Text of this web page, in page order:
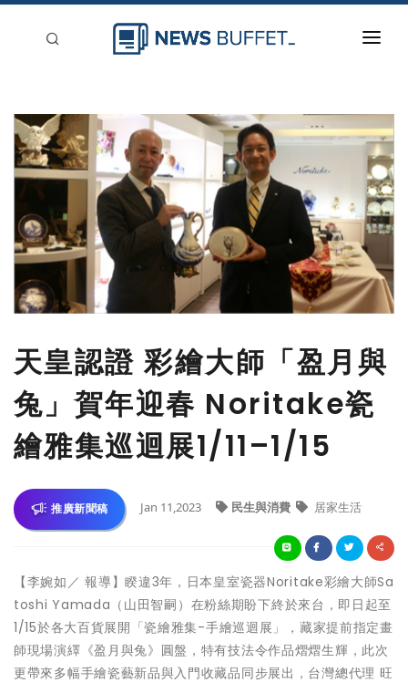
新聞稿分類
登入
天皇認證 彩繪大師「盈月與
兔」賀年迎春 Noritake瓷
繪雅集巡迴展1/11–1/15
推廣新聞稿 Jan 11,2023 民生與消費 居家生活
【李婉如／ 報導】睽違3年，日本皇室瓷器Noritake彩繪大師Sa
toshi Yamada（山田智嗣）在粉絲期盼下終於來台，即日起至
1/15於各大百貨展開「瓷繪雅集-手繪巡迴展」，藏家提前指定畫
師現場演繹《盈月與兔》圓盤，特有技法令作品熠熠生輝，此次
更帶來多幅手繪瓷藝新品與入門收藏品同步展出，台灣總代理 旺